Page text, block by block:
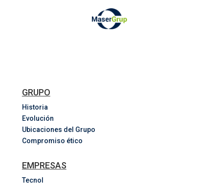
GRUPO
Historia
Evolución
Ubicaciones del Grupo
Compromiso ético
EMPRESAS
Tecnol